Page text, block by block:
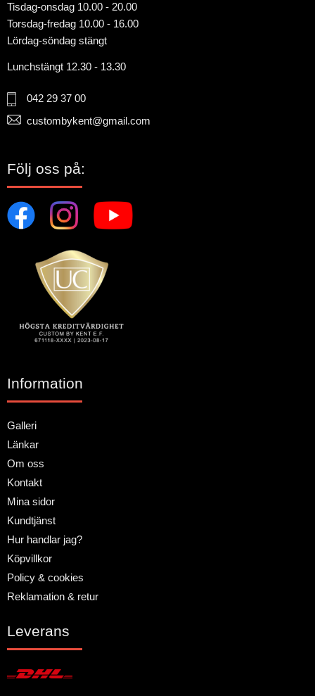
Tisdag-onsdag 10.00 - 20.00
Torsdag-fredag 10.00 - 16.00
Lördag-söndag stängt
Lunchstängt 12.30 - 13.30
042 29 37 00
custombykent@gmail.com
Följ oss på:
Information
Galleri
Länkar
Om oss
Kontakt
Mina sidor
Kundtjänst
Hur handlar jag?
Köpvillkor
Policy & cookies
Reklamation & retur
Leverans